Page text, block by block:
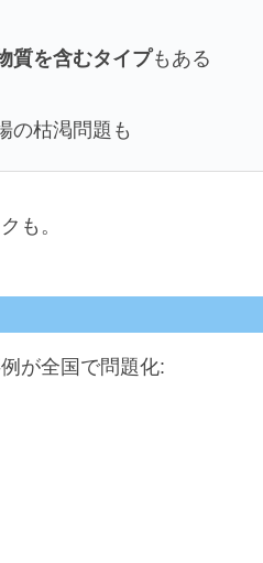
質を含むタイプもある
の枯渇問題も
も。
が全国で問題化: